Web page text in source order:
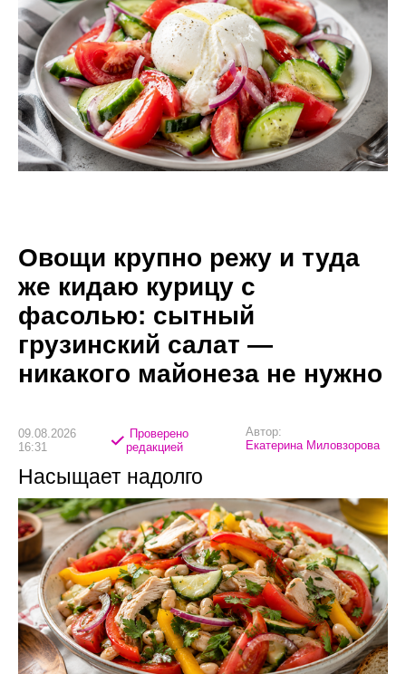
Овощи крупно режу и туда
же кидаю курицу с
фасолью: сытный
грузинский салат —
никакого майонеза не нужно
09.08.2026
16:31
Проверено
редакцией
Автор:
Екатерина Миловзорова
Насыщает надолго